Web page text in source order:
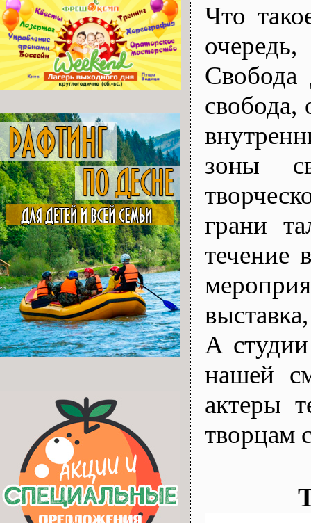
Что
Свобода
свобода,
зоны
грани
течение
А
нашей
актеры
творцам